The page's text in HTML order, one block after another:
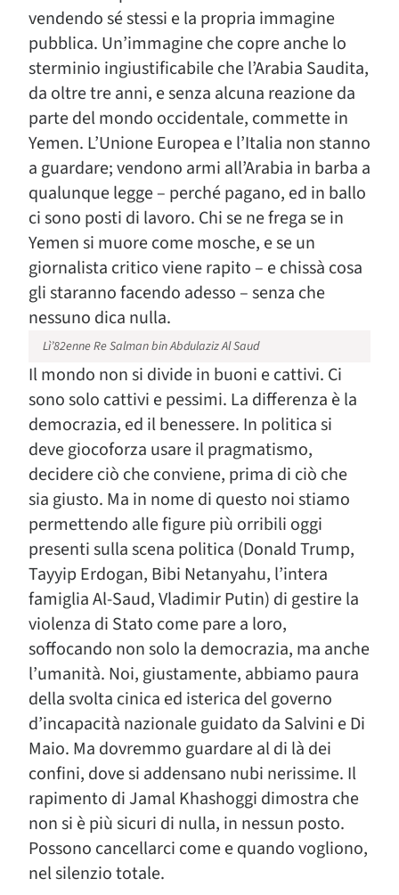
vendendo sé stessi e la propria immagine
pubblica. Un’immagine che copre anche lo
sterminio ingiustificabile che l’Arabia Saudita,
da oltre tre anni, e senza alcuna reazione da
parte del mondo occidentale, commette in
Yemen. L’Unione Europea e l’Italia non stanno
a guardare; vendono armi all’Arabia in barba a
qualunque legge – perché pagano, ed in ballo
ci sono posti di lavoro. Chi se ne frega se in
Yemen si muore come mosche, e se un
giornalista critico viene rapito – e chissà cosa
gli staranno facendo adesso – senza che
nessuno dica nulla.
Lì’82enne Re Salman bin Abdulaziz Al Saud
Il mondo non si divide in buoni e cattivi. Ci
sono solo cattivi e pessimi. La differenza è la
democrazia, ed il benessere. In politica si
deve giocoforza usare il pragmatismo,
decidere ciò che conviene, prima di ciò che
sia giusto. Ma in nome di questo noi stiamo
permettendo alle figure più orribili oggi
presenti sulla scena politica (Donald Trump,
Tayyip Erdogan, Bibi Netanyahu, l’intera
famiglia Al-Saud, Vladimir Putin) di gestire la
violenza di Stato come pare a loro,
soffocando non solo la democrazia, ma anche
l’umanità. Noi, giustamente, abbiamo paura
della svolta cinica ed isterica del governo
d’incapacità nazionale guidato da Salvini e Di
Maio. Ma dovremmo guardare al di là dei
confini, dove si addensano nubi nerissime. Il
rapimento di Jamal Khashoggi dimostra che
non si è più sicuri di nulla, in nessun posto.
Possono cancellarci come e quando vogliono,
nel silenzio totale.